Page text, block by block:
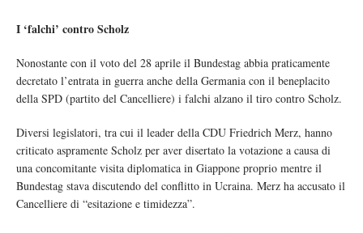
I ‘falchi’ contro Scholz
Nonostante con il voto del 28 aprile il Bundestag abbia praticamente
decretato l’entrata in guerra anche della Germania con il beneplacito
della SPD (partito del Cancelliere) i falchi alzano il tiro contro Scholz.
Diversi legislatori, tra cui il leader della CDU Friedrich Merz, hanno
criticato aspramente Scholz per aver disertato la votazione a causa di
una concomitante visita diplomatica in Giappone proprio mentre il
Bundestag stava discutendo del conflitto in Ucraina. Merz ha accusato il
Cancelliere di “esitazione e timidezza”.